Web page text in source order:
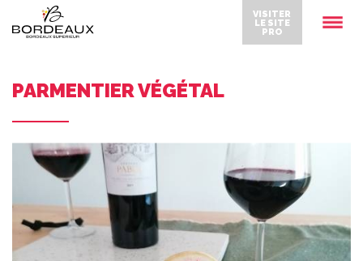
VISITER
LE SITE
PRO
PARMENTIER VÉGÉTAL